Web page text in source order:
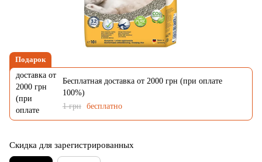
Подарок
Бесплатная доставка от 2000 грн (при оплате
100%)
1 грн
бесплатно
Скидка для зарегистрированных